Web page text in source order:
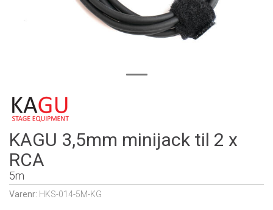
KAGU 3,5mm minijack til 2 x
RCA
5m
Varenr: HKS-014-5M-KG